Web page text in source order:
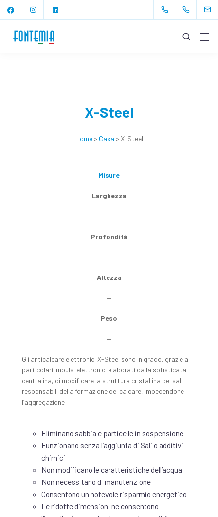
X-Steel
Home> Casa > X-Steel
Misure
Larghezza
—
Profondità
—
Altezza
—
Peso
—
Gli anticalcare elettronici X-Steel sono in grado, grazie a
particolari impulsi elettronici elaborati dalla sofisticata
centralina, di modificare la struttura cristallina dei sali
responsabili della formazione del calcare, impedendone
l’aggregazione:
Eliminano sabbia e particelle in sospensione
Funzionano senza l’aggiunta di Sali o additivi
chimici
Non modificano le caratteristiche dell’acqua
Non necessitano di manutenzione
Consentono un notevole risparmio energetico
Le ridotte dimensioni ne consentono